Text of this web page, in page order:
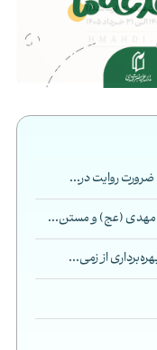
روایت در...
مهدی (عج) و مستن...
از زمی...